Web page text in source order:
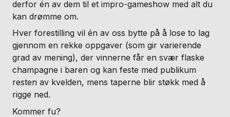
derfor én av dem til et impro-gameshow med alt du
kan drømme om.
Hver forestilling vil én av oss bytte på å lose to lag
gjennom en rekke oppgaver (som gir varierende
grad av mening), der vinnerne får en svær flaske
champagne i baren og kan feste med publikum
resten av kvelden, mens taperne blir støkk med å
rigge ned.
Kommer fu?